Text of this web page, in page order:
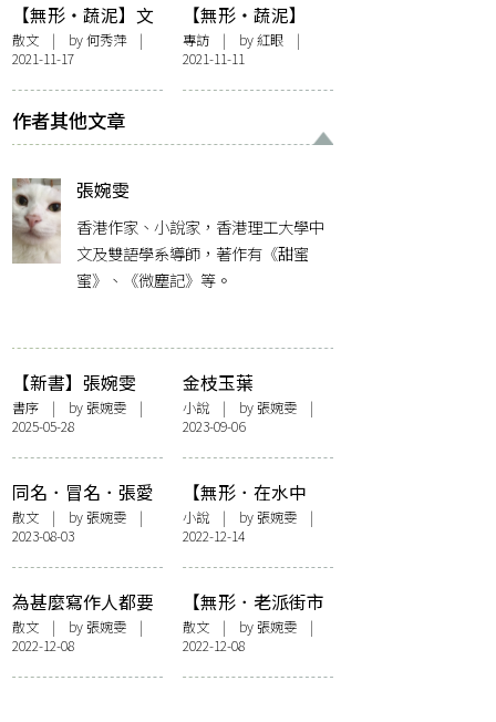
【無形・蔬泥】文
學 × 視藝展覽——
親愛的＿＿
散文 | by何秀萍|
2021-11-17
【無形・蔬泥】
《離》與游離，文
學與時代的貌合神
離 —— 訪潘國靈
專訪| by紅眼|
2021-11-11
作者其他文章
張婉雯
香港作家、小說家，香港理工大學中
文及雙語學系導師，著作有《甜蜜
蜜》、《微塵記》等。
【新書】張婉雯
《有心人》——
〈無需要太多〉、
後記〈這些年來〉
書序 | by張婉雯 |
2025-05-28
金枝玉葉
小說| by張婉雯|
2023-09-06
同名．冒名．張愛
玲
散文 | by張婉雯 |
2023-08-03
【無形．在水中
央】傾城之戀2022
小說| by張婉雯|
2022-12-14
為甚麼寫作人都要
兼職打工呢？
散文 | by張婉雯 |
2022-12-08
【無形．老派街市
的必要】大隱隱於
巿
散文| by張婉雯|
2022-12-08